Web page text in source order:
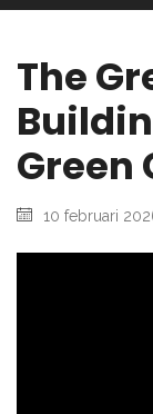
The
Green
10 februari